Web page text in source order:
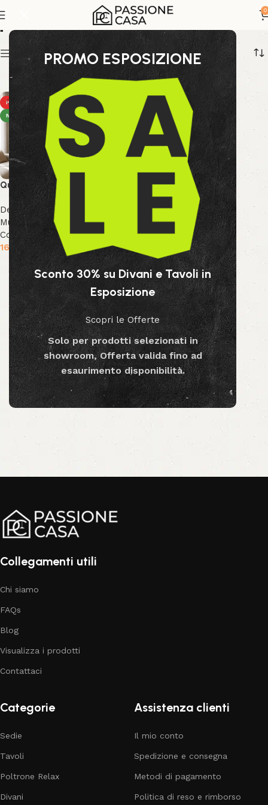
PROMO ESPOSIZIONE
Sconto 30% su Divani e Tavoli in
Esposizione
Scopri le Offerte
Solo per prodotti selezionati in
showroom, Offerta valida fino ad
esaurimento disponibilità.
0
bianco
Show sidebar
HOT
NEW
Quadro Texture 140×70
Decor & Accessori
Murale ,Collezione Bizzotto
Collezione Decor
169.99
€
Aggiungi al carrello
Collegamenti utili
Chi siamo
FAQs
Blog
Visualizza i prodotti
Contattaci
Categorie
Sedie
Tavoli
Poltrone Relax
Divani
Assistenza clienti
Il mio conto
Spedizione e consegna
Metodi di pagamento
Politica di reso e rimborso